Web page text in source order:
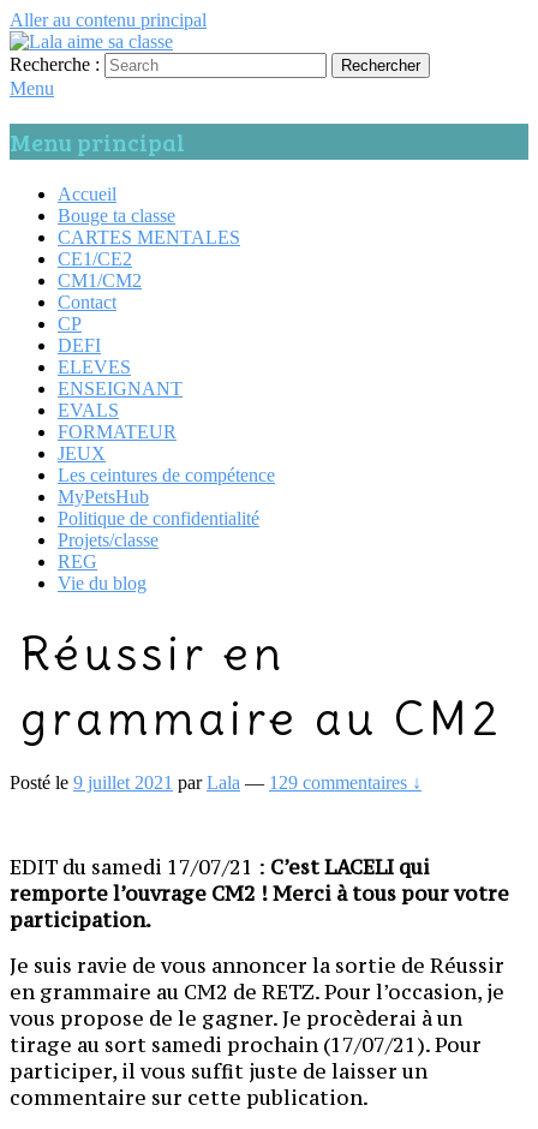
Aller au contenu principal
Lala aime sa classe
Anglais, cartes mentales et ….
Recherche : Rechercher
Menu
Menu principal
Accueil
Bouge ta classe
CARTES MENTALES
CE1/CE2
CM1/CM2
Contact
CP
DEFI
ELEVES
ENSEIGNANT
EVALS
FORMATEUR
JEUX
Les ceintures de compétence
MyPetsHub
Politique de confidentialité
Projets/classe
REG
Vie du blog
Réussir en
grammaire au CM2
Posté le 9 juillet 2021 parLala — 129 commentaires ↓
EDIT du samedi 17/07/21 : C’est LACELI qui
remporte l’ouvrage CM2 ! Merci à tous pour votre
participation.
Je suis ravie de vous annoncer la sortie de Réussir
en grammaire au CM2 de RETZ. Pour l’occasion, je
vous propose de le gagner. Je procèderai à un
tirage au sort samedi prochain (17/07/21). Pour
participer, il vous suffit juste de laisser un
commentaire sur cette publication.